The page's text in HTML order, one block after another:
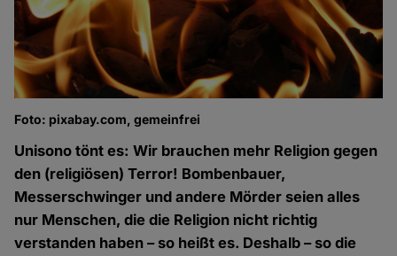
Foto: pixabay.com, gemeinfrei
Unisono tönt es: Wir brauchen mehr Religion gegen
den (religiösen) Terror! Bombenbauer,
Messerschwinger und andere Mörder seien alles
nur Menschen, die die Religion nicht richtig
verstanden haben – so heißt es. Deshalb – so die